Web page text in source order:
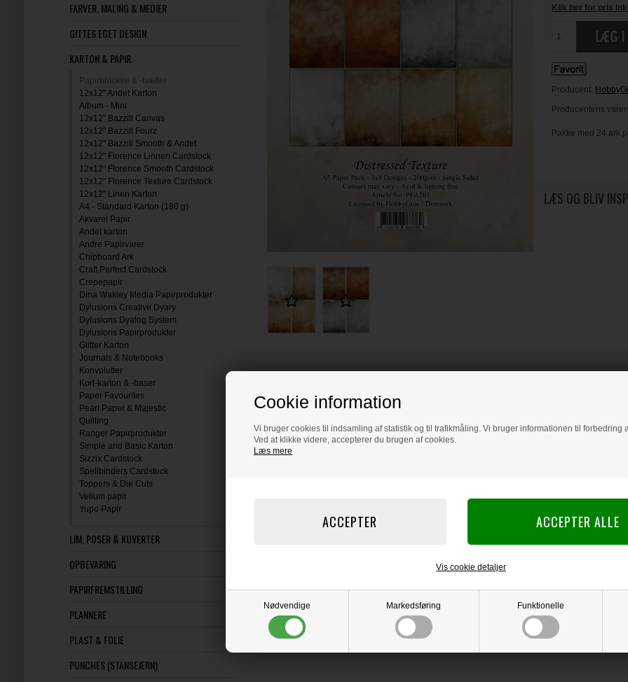
Cookie information
Vi bruger cookies til indsamling af statistik og til trafikmåling. Vi bruger informationen til forbedring
Ved at klikke videre, accepterer du brugen af cookies.
Læs mere
Nødvendige Markedsføring Funktionelle
Vis cookie detaljer
FARVER, MALING & MEDIER
GITTES EGET DESIGN
KARTON & PAPIR
Papirbblokke & -hæfter
12x12" Andet Karton
Album - Mini
12x12" Bazzill Canvas
12x12" Bazzill Fourz
12x12" Bazzill Smooth & Andet
12x12" Florence Linnen Cardstock
12x12" Florence Smooth Cardstock
12x12" Florence Texture Cardstock
12x12" Linen Karton
A4 - Standard Karton (180 g)
Akvarel Papir
Andet karton
Andre Papirvarer
Chipboard Ark
Craft Perfect Cardstock
Crepepapir
Dina Wakley Media Papirprodukter
Dylusions Creative Dyary
Dylusions Dyalog System
Dylusions Papirprodukter
Glitter Karton
Journals & Notebooks
Konvolutter
Kort-karton & -baser
Paper Favourites
Pearl Paper & Majestic
Quilling
Ranger Papirprodukter
Simple and Basic Karton
Sizzix Cardstock
Spellbinders Cardstock
Toppers & Die Cuts
Vellum papir
Yupo Papir
LIM, POSER & KUVERTER
OPBEVARING
PAPIRFREMSTILLING
PLANNERE
PLAST & FOLIE
PUNCHES (STANSEJERN)
Klik her for pris
Producent:
Producentens
Pakke med 24 ark
LÆS OG BLIV